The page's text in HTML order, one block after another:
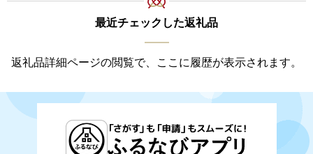
最近チェックした返礼品
返礼品詳細ページの閲覧で、ここに履歴が表示されます。